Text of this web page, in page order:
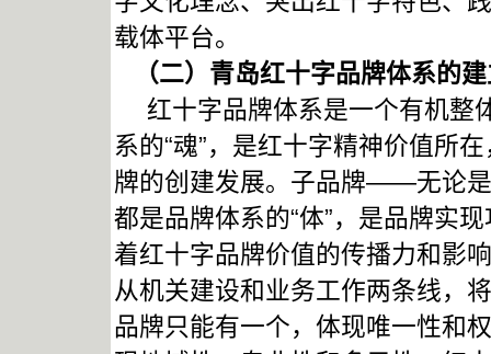
载体平台。
（二）青岛红十字品牌体系的
红十字品牌体系是一个有机整
系的“魂”，是红十字精神价值所
牌的创建发展。子品牌——无论是
都是品牌体系的“体”，是品牌实
着红十字品牌价值的传播力和影
从机关建设和业务工作两条线，
品牌只能有一个，体现唯一性和